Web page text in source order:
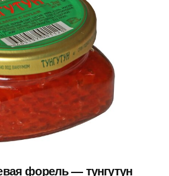
форель — тунгутун